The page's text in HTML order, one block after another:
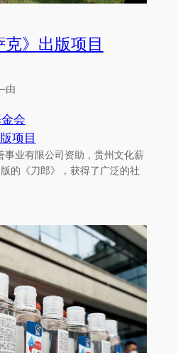
》出版项目
由
会
项目
业有限公司资助，贵州文化薪
的《刀郎》，获得了广泛的社